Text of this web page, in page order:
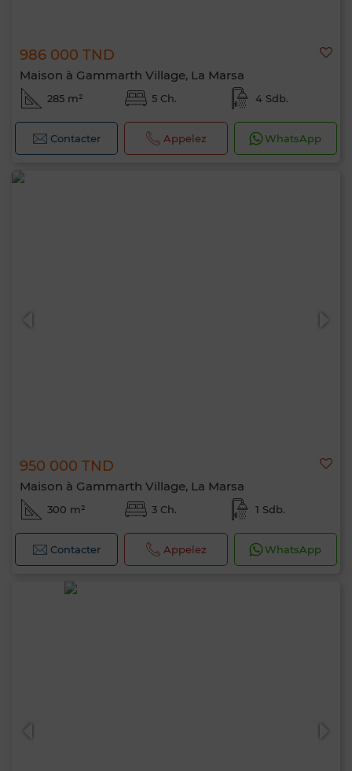
986 000 TND
Maison à Gammarth Village, La Marsa
285 m² 5 Ch. 4 Sdb.
Contacter Appelez WhatsApp
950 000 TND
Maison à Gammarth Village, La Marsa
300 m² 3 Ch. 1 Sdb.
Contacter Appelez WhatsApp